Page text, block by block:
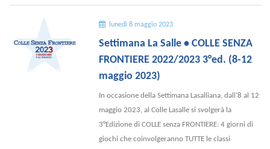
lunedì 8 maggio 2023
Settimana La Salle • COLLE SENZA
FRONTIERE 2022/2023 3°ed. (8-12
maggio 2023)
In occasione della Settimana Lasalliana, dall’8 al 12
maggio 2023, al Colle Lasalle si svolgerà la
3°Edizione di COLLE senza FRONTIERE: 4 giorni di
giochi che coinvolgeranno TUTTE le classi